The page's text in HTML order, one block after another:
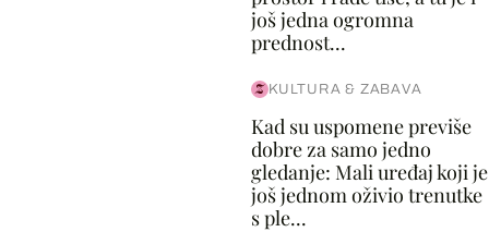
još jedna ogromna
prednost...
KULTURA & ZABAVA
Kad su uspomene previše
dobre za samo jedno
gledanje: Mali uređaj koji je
još jednom oživio trenutke
s ple...